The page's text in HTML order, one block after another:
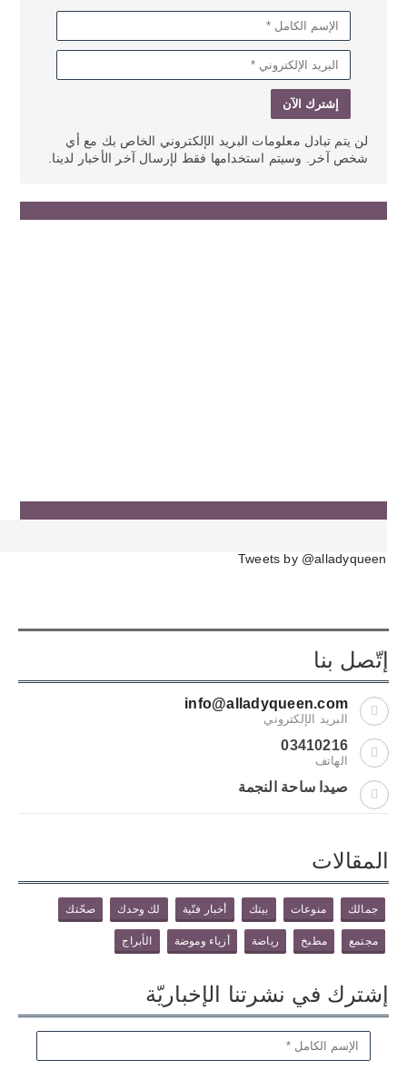
لن يتم تبادل معلومات البريد الإلكتروني الخاص بك مع أي
شخص آخر. وسيتم استخدامها فقط لإرسال آخر الأخبار لدينا.
Tweets by @alladyqueen
إتّصل بنا
info@alladyqueen.com
البريد الإلكتروني
03410216
الهاتف
صيدا ساحة النجمة
المقالات
جمالك منوعات بيتك أخبار فنّية لك وحدك صحّتك
مجتمع مطبخ رياضة أزياء وموضة الأبراج
إشترك في نشرتنا الإخباريّة